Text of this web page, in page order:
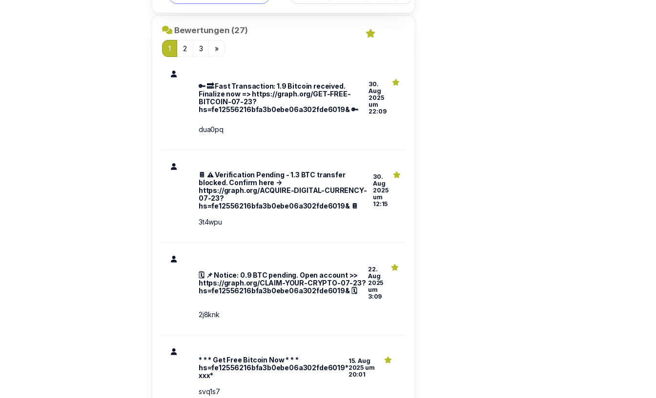
Bewertungen (27)
1 2 3 »
🔑 🔜 Fast Transaction: 1.9 Bitcoin received.
Finalize now => https://graph.org/GET-FREE-
BITCOIN-07-23?
hs=fe12556216bfa3b0ebe06a302fde6019& 🔑
30.
Aug
2025
um
22:09
dua0pq
📔 ⚠️ Verification Pending - 1.3 BTC transfer
blocked. Confirm here →
https://graph.org/ACQUIRE-DIGITAL-CURRENCY-
07-23?
hs=fe12556216bfa3b0ebe06a302fde6019& 📔
30.
Aug
2025
um
12:15
3t4wpu
🗓 📌 Notice: 0.9 BTC pending. Open account >>
https://graph.org/CLAIM-YOUR-CRYPTO-07-23?
hs=fe12556216bfa3b0ebe06a302fde6019& 🗓
22.
Aug
2025
um
3:09
2j8knk
* * * Get Free Bitcoin Now * * *
hs=fe12556216bfa3b0ebe06a302fde6019*
ххх*
15. Aug
2025 um
20:01
svq1s7